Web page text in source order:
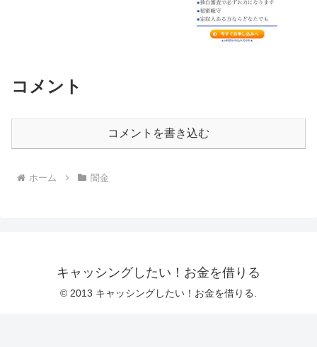
コメント
コメントを書き込む
ホーム 闇金
キャッシングしたい！お金を借りる
© 2013 キャッシングしたい！お金を借りる.